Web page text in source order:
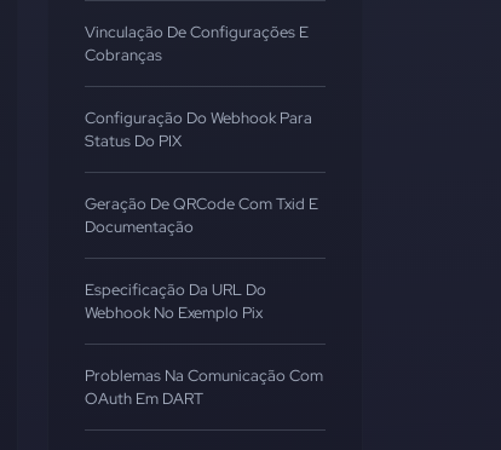
Vinculação De Configurações E
Cobranças
Configuração Do Webhook Para
Status Do PIX
Geração De QRCode Com Txid E
Documentação
Especificação Da URL Do
Webhook No Exemplo Pix
Problemas Na Comunicação Com
OAuth Em DART